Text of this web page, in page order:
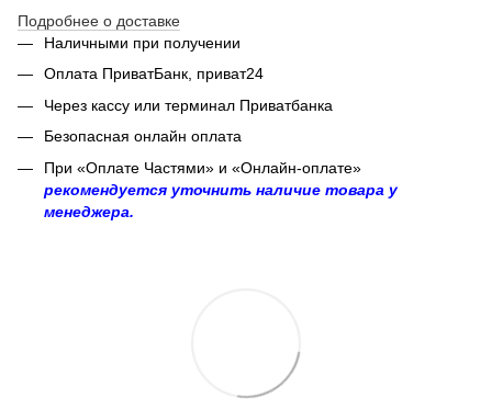
Подробнее о доставке
Наличными при получении
Оплата ПриватБанк, приват24
Через кассу или терминал Приватбанка
Безопасная онлайн оплата
При «Оплате Частями» и «Онлайн-оплате»
рекомендуется уточнить наличие товара у
менеджера.